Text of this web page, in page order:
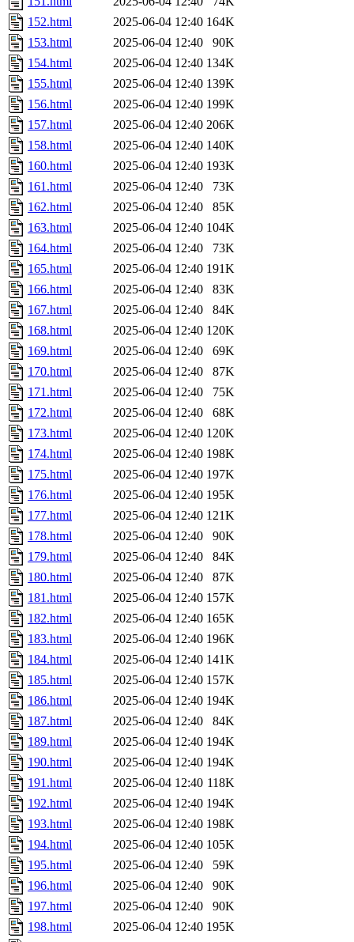
152.html
2025-06-04 12:40 164K
153.html
2025-06-04 12:40
90K
154.html
2025-06-04 12:40 134K
155.html
2025-06-04 12:40 139K
156.html
2025-06-04 12:40 199K
157.html
2025-06-04 12:40 206K
158.html
2025-06-04 12:40 140K
160.html
2025-06-04 12:40 193K
161.html
2025-06-04 12:40
73K
162.html
2025-06-04 12:40
85K
163.html
2025-06-04 12:40 104K
164.html
2025-06-04 12:40
73K
165.html
2025-06-04 12:40 191K
166.html
2025-06-04 12:40
83K
167.html
2025-06-04 12:40
84K
168.html
2025-06-04 12:40 120K
169.html
2025-06-04 12:40
69K
170.html
2025-06-04 12:40
87K
171.html
2025-06-04 12:40
75K
172.html
2025-06-04 12:40
68K
173.html
2025-06-04 12:40 120K
174.html
2025-06-04 12:40 198K
175.html
2025-06-04 12:40 197K
176.html
2025-06-04 12:40 195K
177.html
2025-06-04 12:40 121K
178.html
2025-06-04 12:40
90K
179.html
2025-06-04 12:40
84K
180.html
2025-06-04 12:40
87K
181.html
2025-06-04 12:40 157K
182.html
2025-06-04 12:40 165K
183.html
2025-06-04 12:40 196K
184.html
2025-06-04 12:40 141K
185.html
2025-06-04 12:40 157K
186.html
2025-06-04 12:40 194K
187.html
2025-06-04 12:40
84K
189.html
2025-06-04 12:40 194K
190.html
2025-06-04 12:40 194K
191.html
2025-06-04 12:40 118K
192.html
2025-06-04 12:40 194K
193.html
2025-06-04 12:40 198K
194.html
2025-06-04 12:40 105K
195.html
2025-06-04 12:40
59K
196.html
2025-06-04 12:40
90K
197.html
2025-06-04 12:40
90K
198.html
2025-06-04 12:40 195K